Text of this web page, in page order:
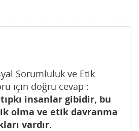
Sorumluluk ve Etik
için doğru cevap :
insanlar gibidir, bu
olma ve etik davranma
vardır.